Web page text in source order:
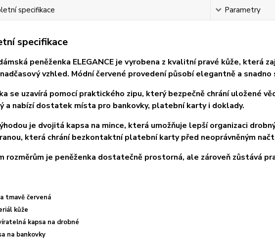
specifikace Parametry
specifikace
peněženka ELEGANCE je vyrobena z kvalitní pravé kůže, která
vzhled. Módní červené provedení působí elegantně a
se uzavírá pomocí praktického zipu, který bezpečně chrání uložené
a nabízí dostatek místa pro bankovky, platební karty i doklady.
je dvojitá kapsa na mince, která umožňuje lepší organizaci
která chrání bezkontaktní platební karty před neoprávněným
rozměrům je peněženka dostatečně prostorná, ale zároveň zůstává
tmavě červená
kůže
kapsa na drobné
na bankovky